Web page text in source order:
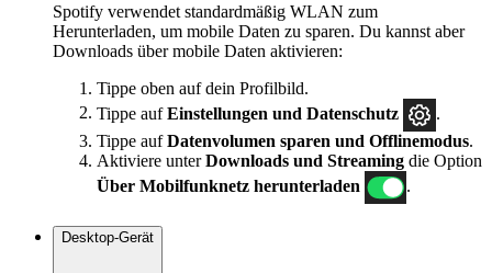
Spotify verwendet standardmäßig WLAN zum
Herunterladen, um mobile Daten zu sparen. Du kannst aber
Downloads über mobile Daten aktivieren:
Tippe oben auf dein Profilbild.
Tippe aufEinstellungen und Datenschutz
Tippe aufDatenvolumen sparen und Offlinemodus.
Aktiviere unterDownloads und Streaming die Option
Über Mobilfunknetz herunterladen
Desktop-Gerät